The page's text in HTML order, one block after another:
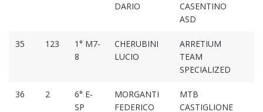
DARIO
CASENTINO
ASD
35 123
1° M7-
8
CHERUBINI
LUCIO
ARRETIUM
TEAM
SPECIALIZED
36 2
6° E-
SP
MORGANTI
FEDERICO
MTB
CASTIGLIONE